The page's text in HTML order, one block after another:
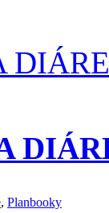
DIÁRE
, Planbooky